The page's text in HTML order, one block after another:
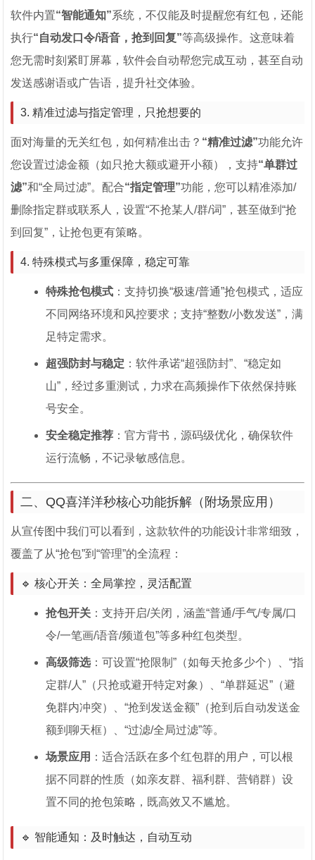
软件内置“智能通知”系统，不仅能及时提醒您有红包，还能
执行“自动发口令/语音，抢到回复”等高级操作。这意味着
您无需时刻紧盯屏幕，软件会自动帮您完成互动，甚至自动
发送感谢语或广告语，提升社交体验。
3. 精准过滤与指定管理，只抢想要的
面对海量的无关红包，如何精准出击？ “精准过滤”功能允许
您设置过滤金额（如只抢大额或避开小额），支持“单群过
滤”和“全局过滤”。配合“指定管理”功能，您可以精准添加/
删除指定群或联系人，设置“不抢某人/群/词”，甚至做到“抢
到回复”，让抢包更有策略。
4. 特殊模式与多重保障，稳定可靠
特殊抢包模式 ：支持切换“极速/普通”抢包模式，适应
不同网络环境和风控要求；支持“整数/小数发送”，满
足特定需求。
超强防封与稳定 ：软件承诺“超强防封”、“稳定如
山”，经过多重测试，力求在高频操作下依然保持账
号安全。
安全稳定推荐 ：官方背书，源码级优化，确保软件
运行流畅，不记录敏感信息。
二、QQ喜洋洋秒核心功能拆解（附场景应用）
从宣传图中我们可以看到，这款软件的功能设计非常细致，
覆盖了从“抢包”到“管理”的全流程：
🔹 核心开关：全局掌控，灵活配置
抢包开关 ：支持开启/关闭，涵盖“普通/手气/专属/口
令/一笔画/语音/频道包”等多种红包类型。
高级筛选：可设置“抢限制”（如每天抢多少个）、“指
定群/人”（只抢或避开特定对象）、“单群延迟”（避
免群内冲突）、“抢到发送金额”（抢到后自动发送金
额到聊天框）、“过滤/全局过滤”等。
场景应用 ：适合活跃在多个红包群的用户，可以根
据不同群的性质（如亲友群、福利群、营销群）设
置不同的抢包策略，既高效又不尴尬。
🔹 智能通知：及时触达，自动互动